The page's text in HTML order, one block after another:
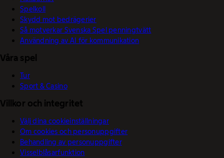
Spelkoll
Skydd mot bedrägerier
Så motverkar Svenska Spel penningtvätt
Användning av AI för kommunikation
Våra spel
Tur
Sport & Casino
Villkor och integritet
Välj dina cookieinställningar
Om cookies och personuppgifter
Behandling av personuppgifter
Visselblåsarfunktion